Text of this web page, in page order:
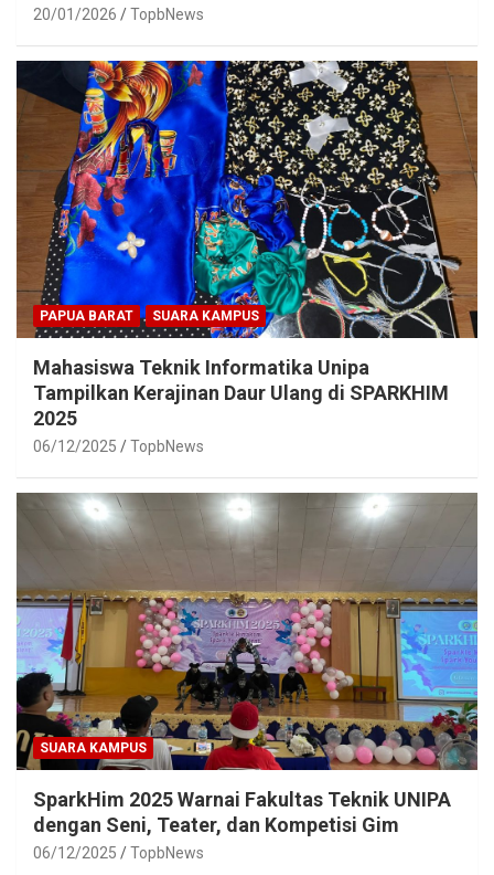
20/01/2026 TopbNews
PAPUA BARAT SUARA KAMPUS
Mahasiswa Teknik Informatika Unipa
Tampilkan Kerajinan Daur Ulang di SPARKHIM
2025
06/12/2025 TopbNews
SUARA KAMPUS
SparkHim 2025 Warnai Fakultas Teknik UNIPA
dengan Seni, Teater, dan Kompetisi Gim
06/12/2025 TopbNews